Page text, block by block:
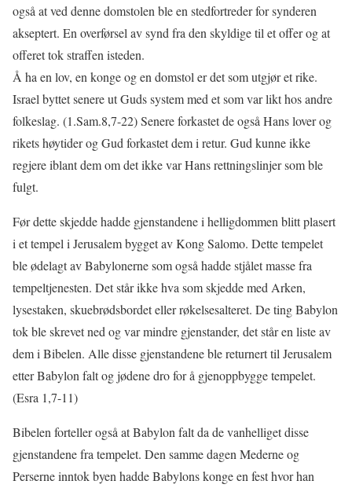
også at ved denne domstolen ble en stedfortreder for synderen
akseptert. En overførsel av synd fra den skyldige til et offer og at
offeret tok straffen isteden.
Å ha en lov, en konge og en domstol er det som utgjør et rike.
Israel byttet senere ut Guds system med et som var likt hos andre
folkeslag. (1.Sam.8,7-22) Senere forkastet de også Hans lover og
rikets høytider og Gud forkastet dem i retur. Gud kunne ikke
regjere iblant dem om det ikke var Hans rettningslinjer som ble
fulgt.
Før dette skjedde hadde gjenstandene i helligdommen blitt plasert
i et tempel i Jerusalem bygget av Kong Salomo. Dette tempelet
ble ødelagt av Babylonerne som også hadde stjålet masse fra
tempeltjenesten. Det står ikke hva som skjedde med Arken,
lysestaken, skuebrødsbordet eller røkelsesalteret. De ting Babylon
tok ble skrevet ned og var mindre gjenstander, det står en liste av
dem i Bibelen. Alle disse gjenstandene ble returnert til Jerusalem
etter Babylon falt og jødene dro for å gjenoppbygge tempelet.
(Esra 1,7-11)
Bibelen forteller også at Babylon falt da de vanhelliget disse
gjenstandene fra tempelet. Den samme dagen Mederne og
Perserne inntok byen hadde Babylons konge en fest hvor han